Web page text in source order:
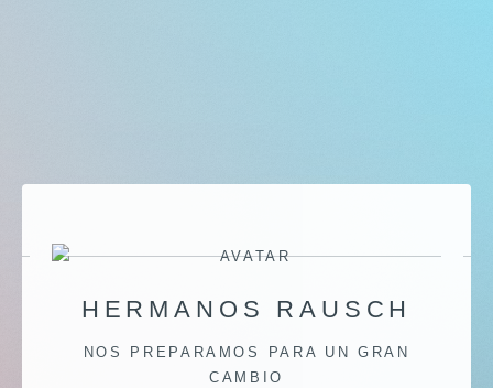
HERMANOS RAUSCH
NOS PREPARAMOS PARA UN GRAN
CAMBIO